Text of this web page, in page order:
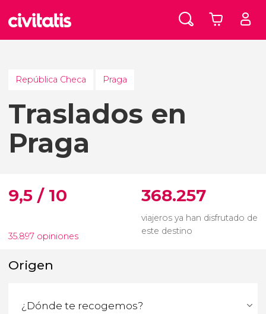
República Checa Praga
Traslados en
Praga
9,5 / 10
35.897 opiniones
368.257
viajeros ya han disfrutado de
este destino
Origen